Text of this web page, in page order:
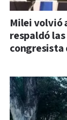
Milei volvió
respaldó
congresista